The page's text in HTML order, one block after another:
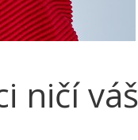
ničí váš